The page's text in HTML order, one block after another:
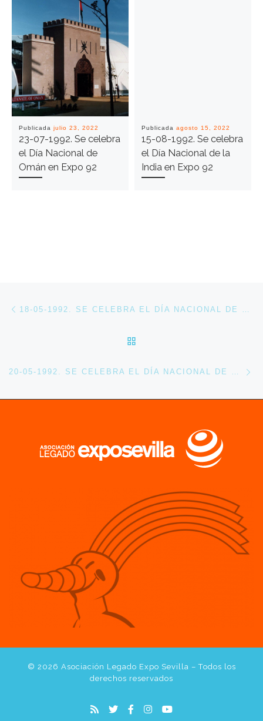
Publicada julio 23, 2022
23-07-1992. Se celebra
el Día Nacional de
Omán en Expo 92
Publicada agosto 15, 2022
15-08-1992. Se celebra
el Día Nacional de la
India en Expo 92
Navegación de entradas
20-05-1992. SE CELEBRA EL DÍA NACIONAL DE CHECOSLOVAQUIA EN LA EXPO 92
© 2026 Asociación Legado Expo Sevilla – Todos los
derechos reservados